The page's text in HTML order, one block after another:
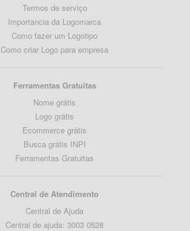
Termos de serviço
Importancia da Logomarca
Como fazer um Logotipo
Como criar Logo para empresa
Ferramentas Gratuitas
Nome grátis
Logo grátis
Ecommerce grátis
Busca grátis INPI
Ferramentas Gratuitas
Central de Atendimento
Central de Ajuda
Central de ajuda: 3003 0528